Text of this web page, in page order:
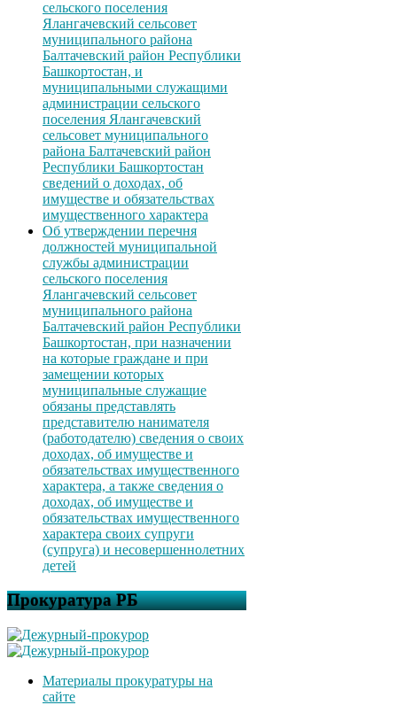
сельского поселения
Ялангачевский сельсовет
муниципального района
Балтачевский район Республики
Башкортостан, и
муниципальными служащими
администрации сельского
поселения Ялангачевский
сельсовет муниципального
района Балтачевский район
Республики Башкортостан
сведений о доходах, об
имуществе и обязательствах
имущественного характера
Об утверждении перечня
должностей муниципальной
службы администрации
сельского поселения
Ялангачевский сельсовет
муниципального района
Балтачевский район Республики
Башкортостан, при назначении
на которые граждане и при
замещении которых
муниципальные служащие
обязаны представлять
представителю нанимателя
(работодателю) сведения о своих
доходах, об имуществе и
обязательствах имущественного
характера, а также сведения о
доходах, об имуществе и
обязательствах имущественного
характера своих супруги
(супруга) и несовершеннолетних
детей
Прокуратура РБ
Материалы прокуратуры на
сайте